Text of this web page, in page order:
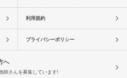
利用規約
プライバシーポリシー
へ
師さんを募集しています!